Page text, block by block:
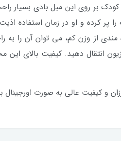
بر روی این مبل بادی بسیار
پر کرده و او در زمان استفاده
مندی از وزن کم، می توان آن را
انتقال دهید. کیفیت
و کیفیت عالی به صورت اورجینال